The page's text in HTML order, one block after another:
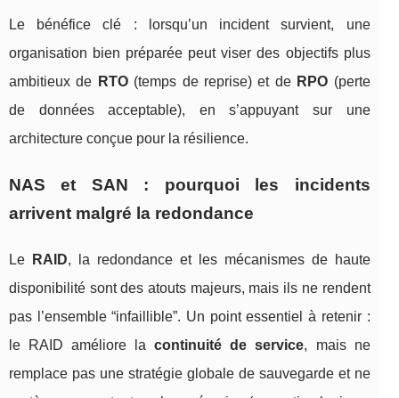
Le bénéfice clé : lorsqu’un incident survient, une
organisation bien préparée peut viser des objectifs plus
ambitieux de RTO(temps de reprise) et de RPO (perte
de données acceptable), en s’appuyant sur une
architecture conçue pour la résilience.
NAS et SAN : pourquoi les incidents
arrivent malgré la redondance
Le RAID, la redondance et les mécanismes de haute
disponibilité sont des atouts majeurs, mais ils ne rendent
pas l’ensemble “infaillible”. Un point essentiel à retenir :
le RAID améliore lacontinuité de service, mais ne
remplace pas une stratégie globale de sauvegarde et ne